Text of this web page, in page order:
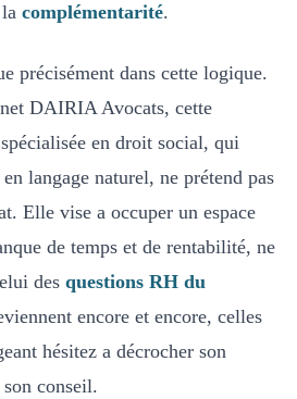
complémentarité.
précisément dans cette logique.
DAIRIA Avocats, cette
en droit social, qui
langage naturel, ne prétend pas
Elle vise a occuper un espace
de temps et de rentabilité, ne
des questions RH du
encore et encore, celles
hésitez a décrocher son
conseil.